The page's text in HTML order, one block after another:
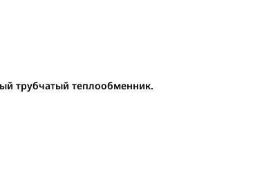
трубчатый теплообменник.